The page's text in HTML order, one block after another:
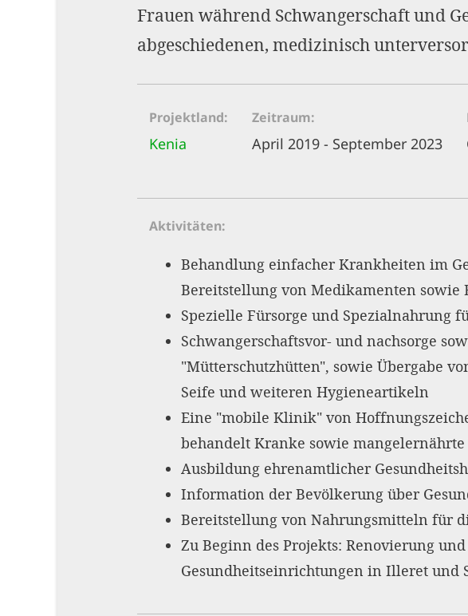
Frauen während Schwangerschaft und
abgeschiedenen, medizinisch
Projektland
Kenia
Zeitraum
April 2019 - September 2023
Aktivitäten
Behandlung einfacher Krankheiten im
Bereitstellung von Medikamenten sowie
Spezielle Fürsorge und Spezialnahrung
Schwangerschaftsvor- und nachsorge
"Mütterschutzhütten", sowie Übergabe
Seife und weiteren Hygieneartikeln
Eine "mobile Klinik" von
behandelt Kranke sowie
Ausbildung ehrenamtlicher
Information der Bevölkerung über
Bereitstellung von Nahrungsmitteln für
Zu Beginn des Projekts: Renovierung
Gesundheitseinrichtungen in Illeret und